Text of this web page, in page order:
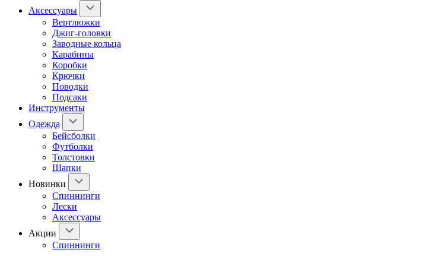
Аксессуары
Вертлюжки
Джиг-головки
Заводные кольца
Карабины
Коробки
Крючки
Поводки
Подсаки
Инструменты
Одежда
Бейсболки
Футболки
Толстовки
Шапки
Новинки
Спиннинги
Лески
Аксессуары
Акции
Спиннинги